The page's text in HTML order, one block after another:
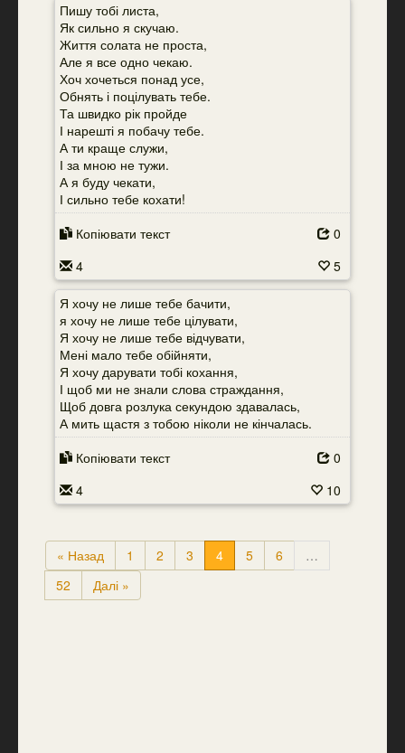
Пишу тобі листа,
Як сильно я скучаю.
Життя солата не проста,
Але я все одно чекаю.
Хоч хочеться понад усе,
Обнять і поцілувать тебе.
Та швидко рік пройде
І нарешті я побачу тебе.
А ти краще служи,
І за мною не тужи.
А я буду чекати,
І сильно тебе кохати!
Копіювати текст
0
4
5
Я хочу не лише тебе бачити,
я хочу не лише тебе цілувати,
Я хочу не лише тебе відчувати,
Мені мало тебе обійняти,
Я хочу дарувати тобі кохання,
І щоб ми не знали слова страждання,
Щоб довга розлука секундою здавалась,
А мить щастя з тобою ніколи не кінчалась.
Копіювати текст
0
4
10
« Назад 1 2 3 4 5 6
…
52
Далі »